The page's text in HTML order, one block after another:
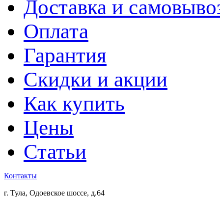
Доставка и
Оплата
Гарантия
Скидки и акции
Как купить
Цены
Статьи
Контакты
г. Тула, Одоевское шоссе, д.64